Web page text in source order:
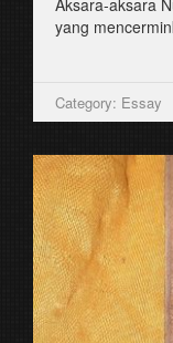
yang
Category: Essay